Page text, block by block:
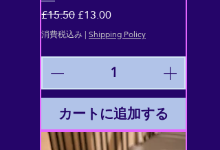
通常価格
£15.50セール価格
£13.00
消費税込み|Shipping Policy
カートに追加する